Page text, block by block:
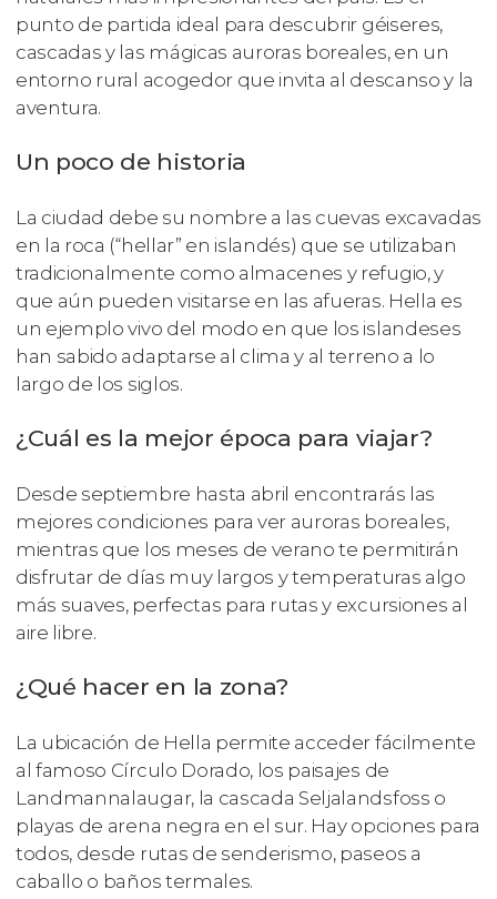
punto de partida ideal para descubrir géiseres,
cascadas y las mágicas auroras boreales, en un
entorno rural acogedor que invita al descanso y la
aventura.
Un poco de historia
La ciudad debe su nombre a las cuevas excavadas
en la roca (“hellar” en islandés) que se utilizaban
tradicionalmente como almacenes y refugio, y
que aún pueden visitarse en las afueras. Hella es
un ejemplo vivo del modo en que los islandeses
han sabido adaptarse al clima y al terreno a lo
largo de los siglos.
¿Cuál es la mejor época para viajar?
Desde septiembre hasta abril encontrarás las
mejores condiciones para ver auroras boreales,
mientras que los meses de verano te permitirán
disfrutar de días muy largos y temperaturas algo
más suaves, perfectas para rutas y excursiones al
aire libre.
¿Qué hacer en la zona?
La ubicación de Hella permite acceder fácilmente
al famoso Círculo Dorado, los paisajes de
Landmannalaugar, la cascada Seljalandsfoss o
playas de arena negra en el sur. Hay opciones para
todos, desde rutas de senderismo, paseos a
caballo o baños termales.